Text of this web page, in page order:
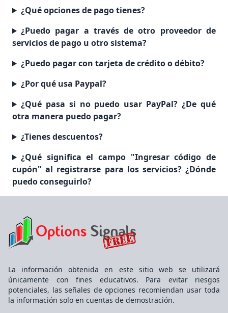
¿Qué opciones de pago tienes?
¿Puedo pagar a través de otro proveedor de
servicios de pago u otro sistema?
¿Puedo pagar con tarjeta de crédito o débito?
¿Por qué usa Paypal?
¿Qué pasa si no puedo usar PayPal? ¿De qué
otra manera puedo pagar?
¿Tienes descuentos?
¿Qué significa el campo "Ingresar código de
cupón" al registrarse para los servicios? ¿Dónde
puedo conseguirlo?
La información obtenida en este sitio web se utilizará
únicamente con fines educativos. Para evitar riesgos
potenciales, las señales de opciones recomiendan usar toda
la información solo en cuentas de demostración.